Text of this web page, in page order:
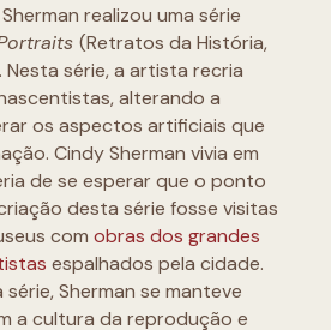
realizou uma série
(Retratos da História,
série, a artista recria
alterando a
os aspectos artificiais que
Cindy Sherman vivia em
de se esperar que o ponto
desta série fosse visitas
com obras dos grandes
espalhados pela cidade.
Sherman se manteve
a cultura da reprodução e